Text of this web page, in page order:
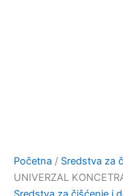
Početna / Sredstva za
UNIVERZAL